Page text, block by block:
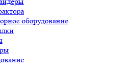
оборудование